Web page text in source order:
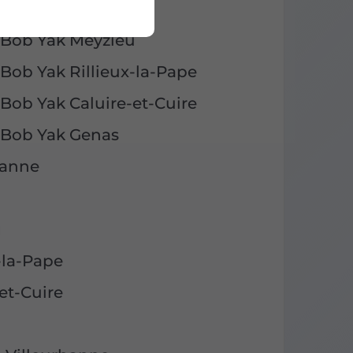
Yak Bron
Yak Meyzieu
Yak Rillieux-la-Pape
Yak Caluire-et-Cuire
Yak Genas
Pape
Cuire